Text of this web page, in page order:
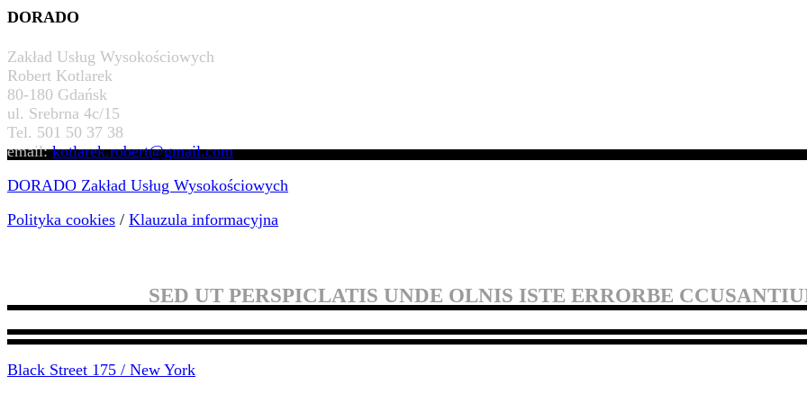
DORADO
Zakład Usług Wysokościowych
Robert Kotlarek
80-180 Gdańsk
ul. Srebrna 4c/15
Tel. 501 50 37 38
email:kotlarek.robert@gmail.com
DORADO Zakład Usług Wysokościowych
Polityka cookies / Klauzula informacyjna
SED UT PERSPICLATIS UNDE OLNIS ISTE ERRORBE
Black Street 175 / New York